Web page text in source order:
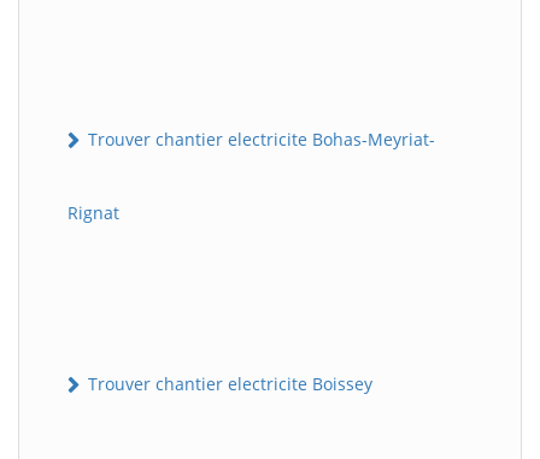
Trouver chantier electricite Bohas-Meyriat-
Rignat
Trouver chantier electricite Boissey